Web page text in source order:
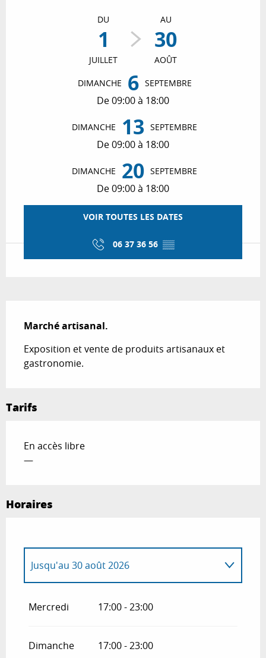
DU
1
JUILLET
AU
30
AOÛT
DIMANCHE 6 SEPTEMBRE
De 09:00 à 18:00
DIMANCHE 13 SEPTEMBRE
De 09:00 à 18:00
DIMANCHE 20 SEPTEMBRE
De 09:00 à 18:00
VOIR TOUTES LES DATES
06 37 36 56 ▒▒
Marché artisanal.
Exposition et vente de produits artisanaux et
gastronomie.
Tarifs
En accès libre
—
Horaires
Jusqu'au 30 août 2026
Mercredi 17:00 - 23:00
Dimanche 17:00 - 23:00